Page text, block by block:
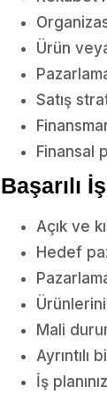
Ürün
Satış
Finansal
Başarılı
Açık ve
Hedef
Mali
Ayrıntılı
İş